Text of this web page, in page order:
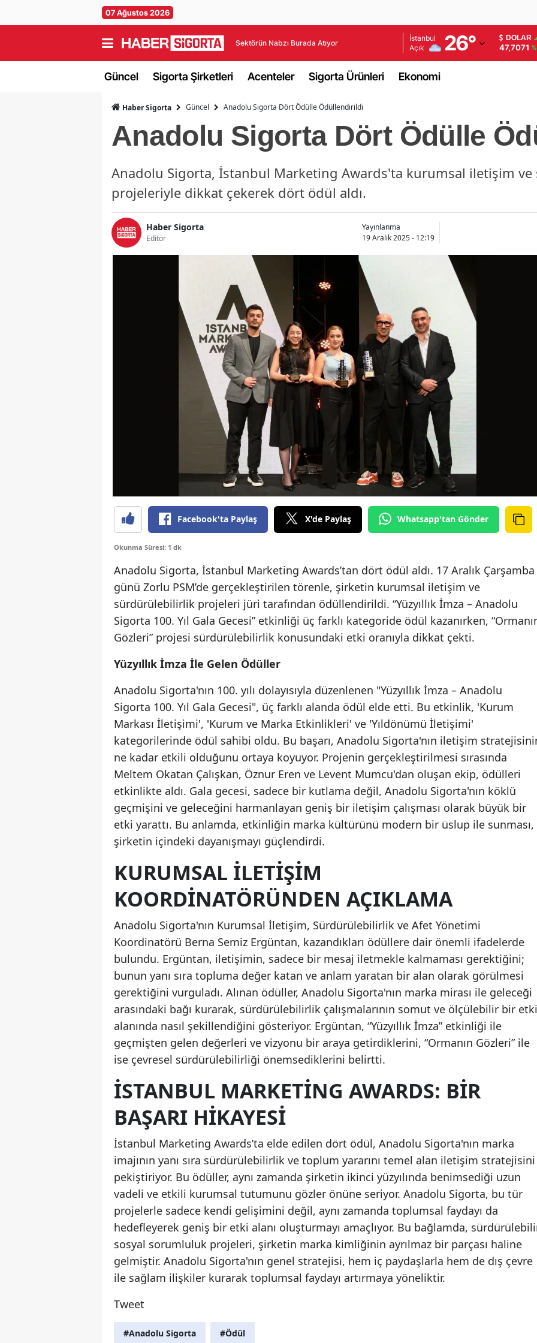
07 Ağustos 2026
Sektörün Nabzı Burada Atıyor
İstanbul
Açık
26°
Adana
Adıyaman
Afyonkarahisar
Amasya
Aydın
Balıkesir
Bingöl
Bitlis
Bolu
Burdur
Bursa
Çanakkale
Çankırı
Çorum
Diyarbakır
Elazığ
Erzincan
Erzurum
Gümüşhane
Hakkari
Hatay
Isparta
Mersin
Kars
Kastamonu
Kayseri
Kırklareli
Kırşehir
Konya
Malatya
Kahramanmaraş
Mardin
Muğla
Muş
Nevşehir
Niğde
DOLAR
47,7071
Güncel Sigorta Şirketleri Acenteler Sigorta Ürünleri Ekonomi
Haber Sigorta Güncel Anadolu Sigorta Dört Ödülle Ödüllendirildi
Anadolu Sigorta Dört Ödülle
Anadolu Sigorta, İstanbul Marketing Awards'ta kurumsal iletişim
projeleriyle dikkat çekerek dört ödül aldı.
Haber Sigorta
Editör
Yayınlanma
19 Aralık 2025 - 12:19
Facebook'ta Paylaş X'de Paylaş Whatsapp'tan Gönder
Okunma Süresi: 1 dk
Anadolu Sigorta, İstanbul Marketing Awards’tan dört ödül aldı. 17 Aralık Çarşamba
günü Zorlu PSM’de gerçekleştirilen törenle, şirketin kurumsal iletişim ve
sürdürülebilirlik projeleri jüri tarafından ödüllendirildi. “Yüzyıllık İmza – Anadolu
Sigorta 100. Yıl Gala Gecesi” etkinliği üç farklı kategoride ödül kazanırken,
Gözleri” projesi sürdürülebilirlik konusundaki etki oranıyla dikkat çekti.
Yüzyıllık İmza İle Gelen Ödüller
Anadolu Sigorta'nın 100. yılı dolayısıyla düzenlenen "Yüzyıllık İmza – Anadolu
Sigorta 100. Yıl Gala Gecesi", üç farklı alanda ödül elde etti. Bu etkinlik, 'Kurum
Markası İletişimi', 'Kurum ve Marka Etkinlikleri' ve 'Yıldönümü İletişimi'
kategorilerinde ödül sahibi oldu. Bu başarı, Anadolu Sigorta'nın iletişim
ne kadar etkili olduğunu ortaya koyuyor. Projenin gerçekleştirilmesi sırasında
Meltem Okatan Çalışkan, Öznur Eren ve Levent Mumcu'dan oluşan ekip, ödülleri
etkinlikte aldı. Gala gecesi, sadece bir kutlama değil, Anadolu Sigorta'nın köklü
geçmişini ve geleceğini harmanlayan geniş bir iletişim çalışması olarak büyük bir
etki yarattı. Bu anlamda, etkinliğin marka kültürünü modern bir üslup ile sunması,
şirketin içindeki dayanışmayı güçlendirdi.
KURUMSAL İLETIŞIM
KOORDINATÖRÜNDEN AÇIKLAMA
Anadolu Sigorta'nın Kurumsal İletişim, Sürdürülebilirlik ve Afet Yönetimi
Koordinatörü Berna Semiz Ergüntan, kazandıkları ödüllere dair önemli ifadelerde
bulundu. Ergüntan, iletişimin, sadece bir mesaj iletmekle kalmaması gerektiğini;
bunun yanı sıra topluma değer katan ve anlam yaratan bir alan olarak görülmesi
gerektiğini vurguladı. Alınan ödüller, Anadolu Sigorta'nın marka mirası ile geleceği
arasındaki bağı kurarak, sürdürülebilirlik çalışmalarının somut ve ölçülebilir bir etki
alanında nasıl şekillendiğini gösteriyor. Ergüntan, “Yüzyıllık İmza” etkinliği ile
geçmişten gelen değerleri ve vizyonu bir araya getirdiklerini, “Ormanın Gözleri” ile
ise çevresel sürdürülebilirliği önemsediklerini belirtti.
İSTANBUL MARKETING AWARDS: BIR
BAŞARI HIKAYESI
İstanbul Marketing Awards’ta elde edilen dört ödül, Anadolu Sigorta'nın marka
imajının yanı sıra sürdürülebilirlik ve toplum yararını temel alan iletişim stratejisini
pekiştiriyor. Bu ödüller, aynı zamanda şirketin ikinci yüzyılında benimsediği uzun
vadeli ve etkili kurumsal tutumunu gözler önüne seriyor. Anadolu Sigorta, bu tür
projelerle sadece kendi gelişimini değil, aynı zamanda toplumsal faydayı da
hedefleyerek geniş bir etki alanı oluşturmayı amaçlıyor. Bu bağlamda,
sosyal sorumluluk projeleri, şirketin marka kimliğinin ayrılmaz bir parçası haline
gelmiştir. Anadolu Sigorta'nın genel stratejisi, hem iç paydaşlarla hem de dış çevre
ile sağlam ilişkiler kurarak toplumsal faydayı artırmaya yöneliktir.
Tweet
#Anadolu Sigorta #Ödül